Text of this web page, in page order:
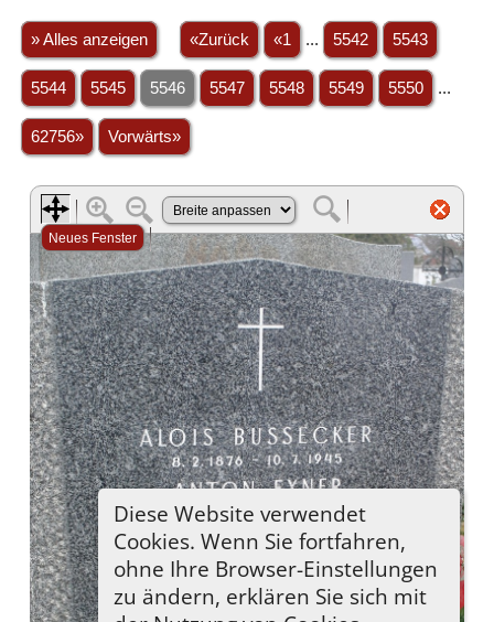
» Alles anzeigen «Zurück «1 ... 5542 5543
5544 5545 5546 5547 5548 5549 5550 ...
62756» Vorwärts»